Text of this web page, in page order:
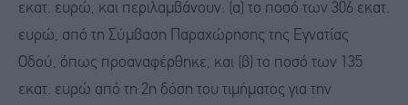
εκατ. ευρώ, και περιλαμβάνουν: (α) το ποσό των 306 εκατ.
ευρώ, από τη Σύμβαση Παραχώρησης της Εγνατίας
Οδού, όπως προαναφέρθηκε, και (β) το ποσό των 135
εκατ. ευρώ από τη 2η δόση του τιμήματος για την